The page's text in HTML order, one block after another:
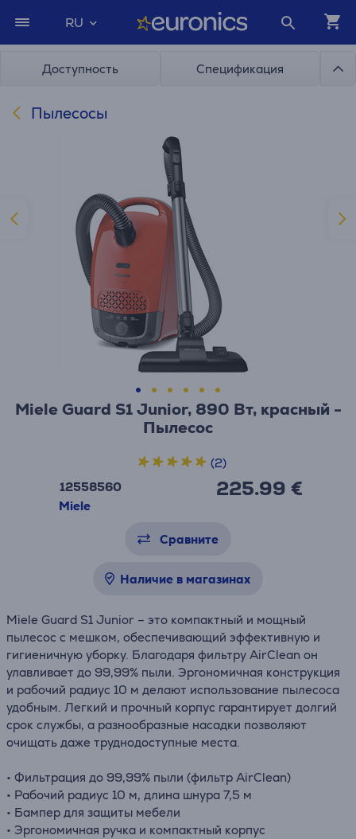
RU
Доступность Спецификация
Пылесосы
Miele Guard S1 Junior, 890 Вт, красный -
Пылесос
12558560
Miele
225.99 €
(2)
Сравните
Наличие в магазинах
Miele Guard S1 Junior – это компактный и мощный
пылесос с мешком, обеспечивающий эффективную и
гигиеничную уборку. Благодаря фильтру AirClean он
улавливает до 99,99% пыли. Эргономичная конструкция
и рабочий радиус 10 м делают использование пылесоса
удобным. Легкий и прочный корпус гарантирует долгий
срок службы, а разнообразные насадки позволяют
очищать даже труднодоступные места.
• Фильтрация до 99,99% пыли (фильтр AirClean)
• Рабочий радиус 10 м, длина шнура 7,5 м
• Бампер для защиты мебели
• Эргономичная ручка и компактный корпус